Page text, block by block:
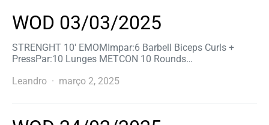
WOD 03/03/2025
STRENGHT 10′ EMOMImpar:6 Barbell Biceps Curls +
PressPar:10 Lunges METCON 10 Rounds…
Leandro
março 2, 2025